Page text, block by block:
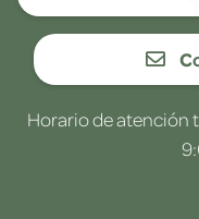
Horario de atención